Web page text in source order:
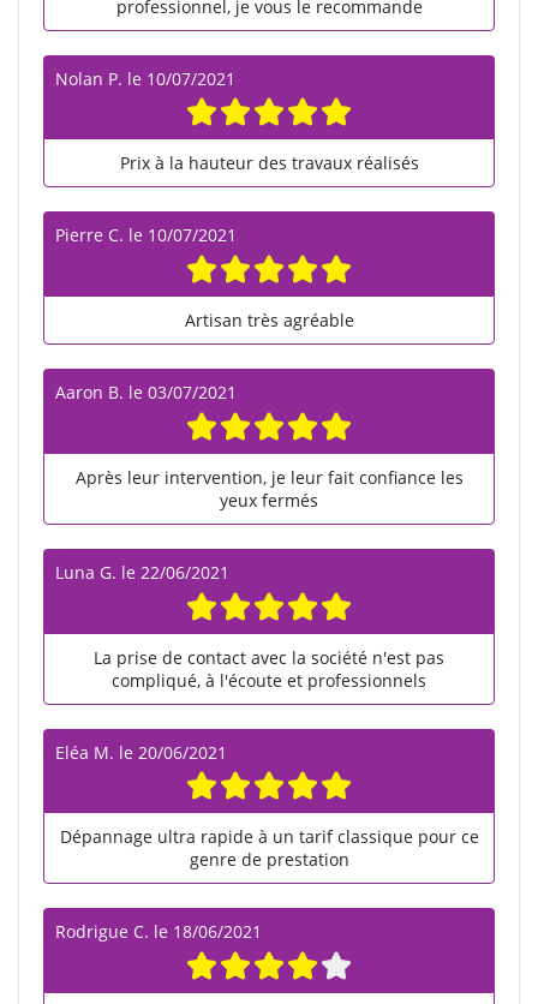
professionnel, je vous le recommande
Nolan P. le 10/07/2021
Prix à la hauteur des travaux réalisés
Pierre C. le 10/07/2021
Artisan très agréable
Aaron B. le 03/07/2021
Après leur intervention, je leur fait confiance les
yeux fermés
Luna G. le 22/06/2021
La prise de contact avec la société n'est pas
compliqué, à l'écoute et professionnels
Eléa M. le 20/06/2021
Dépannage ultra rapide à un tarif classique pour ce
genre de prestation
Rodrigue C. le 18/06/2021